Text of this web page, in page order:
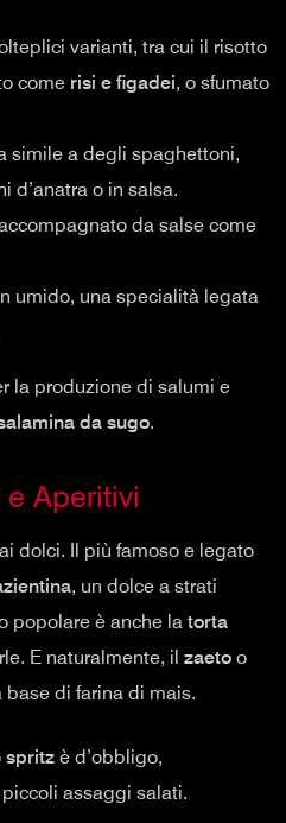
varianti, tra cui il risotto
come risi e figadei, o sfumato
simile a degli spaghettoni,
d’anatra o in salsa.
da salse come
umido, una specialità legata
la produzione di salumi e
da sugo.
Aperitivi
dolci. Il più famoso e legato
, un dolce a strati
popolare è anche la torta
E naturalmente, il zaeto o
base di farina di mais.
spritz è d’obbligo,
piccoli assaggi salati.